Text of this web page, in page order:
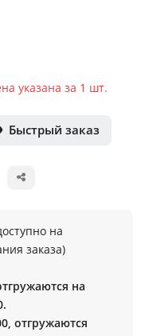
указана за 1 шт.
Быстрый заказ
на
заказа)
на
отгружаются